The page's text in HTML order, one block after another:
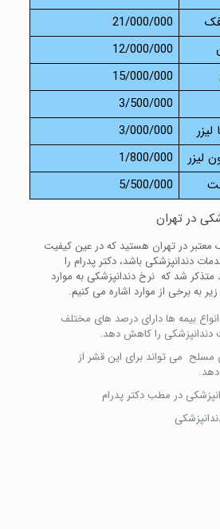
21/000/000
12/000/000
15/000/000
3/500/000
3/000/000
1/800/000
5/500/000
در تهران
معتبر در تهران هستید که در عین کیفیت
دندانپزشکی باشد، دکتر پدرام را
متذکر شد که نرخ دندانپزشکی به موارد
به برخی از موارد اشاره می کنیم.
بیمه ها دارای درصد های مختلف
دندانپزشکی را کاهش دهد.
مسلح می تواند برای این قشر از
در مطب دکتر پدرام